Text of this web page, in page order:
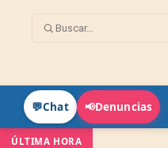
💬Chat 📢Denuncias
ÚLTIMA HORA